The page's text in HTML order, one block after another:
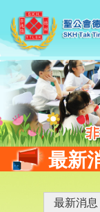
最新